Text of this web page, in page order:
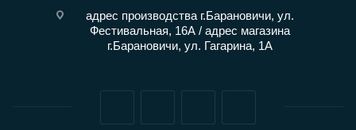
адрес производства г.Барановичи, ул.
Фестивальная, 16А / адрес магазина
г.Барановичи, ул. Гагарина, 1А